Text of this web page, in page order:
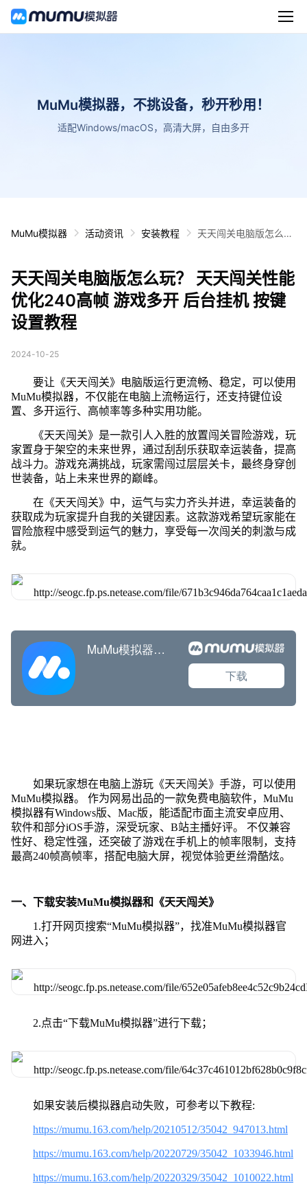
MuMu模拟器，不挑设备，秒开秒用！
适配Windows/macOS，高清大屏，自由多开
MuMu模拟器 活动资讯 安装教程
天天闯关电脑版怎么
台挂机 按键设置教程
天天闯关电脑版怎么玩？ 天天闯关性能
优化240高帧 游戏多开 后台挂机 按键
设置教程
2024-10-25
要让《天天闯关》电脑版运行更流畅、稳定，可以使用
MuMu模拟器，不仅能在电脑上流畅运行，还支持键位设
置、多开运行、高帧率等多种实用功能。
《天天闯关》是一款引人入胜的放置闯关冒险游戏，玩
家置身于架空的未来世界，通过刮刮乐获取幸运装备，提高
战斗力。游戏充满挑战，玩家需闯过层层关卡，最终身穿创
世装备，站上未来世界的巅峰。
在《天天闯关》中，运气与实力齐头并进，幸运装备的
获取成为玩家提升自我的关键因素。这款游戏希望玩家能在
冒险旅程中感受到运气的魅力，享受每一次闯关的刺激与成
就。
如果玩家想在电脑上游玩《天天闯关》手游，可以使用
MuMu模拟器。 作为网易出品的一款免费电脑软件，MuMu
模拟器有Windows版、Mac版，能适配市面主流安卓应用、
软件和部分iOS手游，深受玩家、B站主播好评。 不仅兼容
性好、稳定性强，还突破了游戏在手机上的帧率限制，支持
最高240帧高帧率，搭配电脑大屏，视觉体验更丝滑酷炫。
一、下载安装MuMu模拟器和《天天闯关》
1.打开网页搜索“MuMu模拟器”，找准MuMu模拟器官
网进入；
2.点击“下载MuMu模拟器”进行下载；
如果安装后模拟器启动失败，可参考以下教程:
https://mumu.163.com/help/20210512/35042_947013.html
https://mumu.163.com/help/20220729/35042_1033946.html
https://mumu.163.com/help/20220329/35042_1010022.html